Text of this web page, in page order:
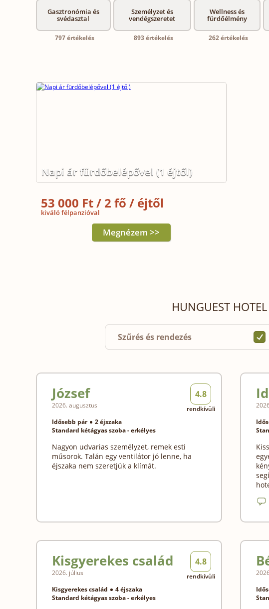
Gasztronómia és
svédasztal
797 értékelés
Személyzet és
vendégszeretet
893 értékelés
Wellness és
fürdőélmény
262 értékelés
Napi ár fürdőbelépővel (1 éjtől)
53 000 Ft / 2 fő / éjtől
kiváló félpanzióval
Megnézem >>
HUNGUEST
Szűrés és rendezés
József
2026. augusztus
Idősebb pár
2 éjszaka
Standard kétágyas szoba - erkélyes
Nagyon udvarias személyzet, remek esti
műsorok. Talán egy ventilátor jó lenne, ha
éjszaka nem szeretjük a klímát.
4.8
rendkívüli
Kisgyerekes család
2026. július
Kisgyerekes család
4 éjszaka
Standard kétágyas szoba - erkélyes
4.8
rendkívüli